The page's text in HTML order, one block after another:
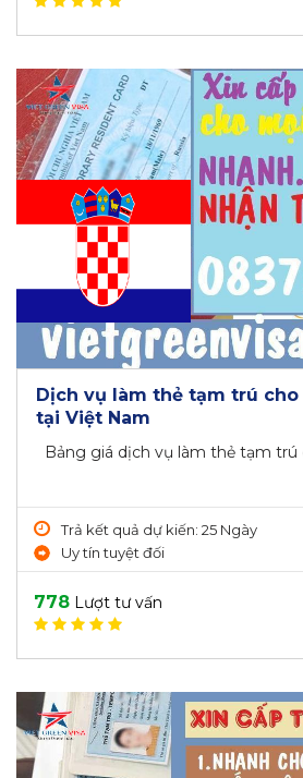
Dịch vụ làm thẻ tạm trú
tại Việt Nam
Bảng giá dịch vụ làm thẻ tạm trú
Trả kết quả dự kiến: 25 Ngày
Uy tín tuyệt đối
778 Lượt tư vấn